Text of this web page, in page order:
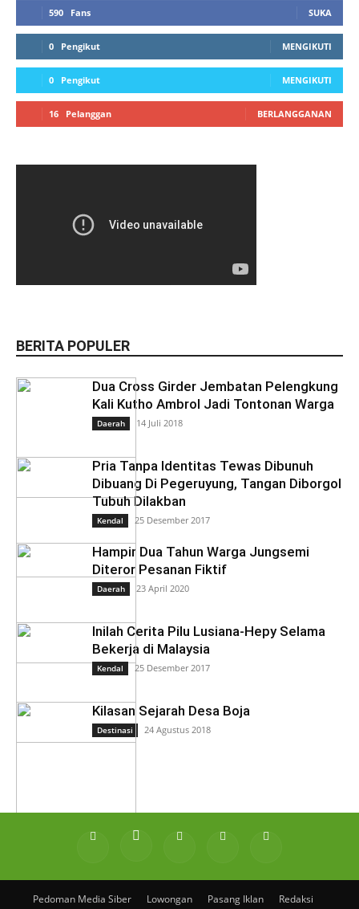
590 Fans SUKA
0 Pengikut MENGIKUTI
0 Pengikut MENGIKUTI
16 Pelanggan BERLANGGANAN
BERITA POPULER
Dua Cross Girder Jembatan Pelengkung
Kali Kutho Ambrol Jadi Tontonan Warga
Daerah 14 Juli 2018
Pria Tanpa Identitas Tewas Dibunuh
Dibuang Di Pegeruyung, Tangan Diborgol
Tubuh Dilakban
Kendal 25 Desember 2017
Hampir Dua Tahun Warga Jungsemi
Diteror Pesanan Fiktif
Daerah 23 April 2020
Inilah Cerita Pilu Lusiana-Hepy Selama
Bekerja di Malaysia
Kendal 25 Desember 2017
Kilasan Sejarah Desa Boja
Destinasi 24 Agustus 2018
Pedoman Media Siber Lowongan Pasang Iklan
Redaksi